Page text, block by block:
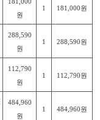
원
1 181,000원
288,590
원
1 288,590원
112,790
원
1 112,790원
484,960
원
1 484,960원